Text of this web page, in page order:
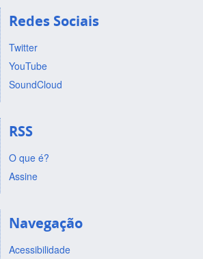
Redes Sociais
Twitter
YouTube
SoundCloud
RSS
O que é?
Assine
Navegação
Acessibilidade